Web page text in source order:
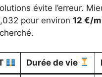
évite l’erreur.
pour environ 12 €/
Durée de vie